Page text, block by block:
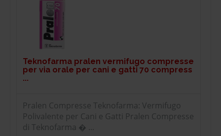
Teknofarma pralen vermifugo compresse
per via orale per cani e gatti 70 compress
...
Pralen Compresse Teknofarma: Vermifugo
Polivalente per Cani e Gatti Pralen Compresse
di Teknofarma � ...